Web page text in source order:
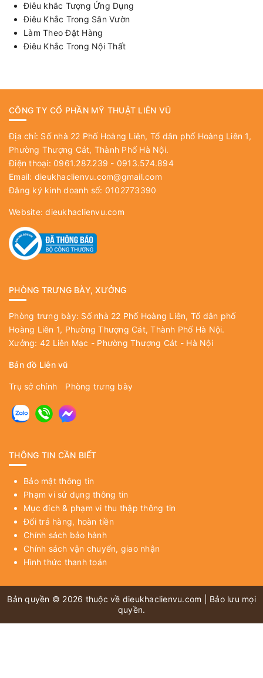
Điêu khắc Tượng Ứng Dụng
Điêu Khắc Trong Sân Vườn
Làm Theo Đặt Hàng
Điêu Khắc Trong Nội Thất
CÔNG TY CỔ PHẦN MỸ THUẬT LIÊN VŨ
Địa chỉ: Số nhà 22 Phố Hoàng Liên, Tổ dân phố Hoàng Liên 1,
Phường Thượng Cát, Thành Phố Hà Nội.
Điện thoại: 0961.287.239 - 0913.574.894
Email: dieukhaclienvu.com@gmail.com
Đăng ký kinh doanh số: 0102773390
Website:dieukhaclienvu.com
PHÒNG TRƯNG BÀY, XƯỞNG
Phòng trưng bày: Số nhà 22 Phố Hoàng Liên, Tổ dân phố
Hoàng Liên 1, Phường Thượng Cát, Thành Phố Hà Nội.
Xưởng: 42 Liên Mạc - Phường Thượng Cát - Hà Nội
Bản đồ Liên vũ
Trụ sở chính Phòng trưng bày
THÔNG TIN CẦN BIẾT
Bảo mật thông tin
Phạm vi sử dụng thông tin
Mục đích & phạm vi thu thập thông tin
Đổi trả hàng, hoàn tiền
Chính sách bảo hành
Chính sách vận chuyển, giao nhận
Hình thức thanh toán
Bản quyền © 2026 thuộc về dieukhaclienvu.com | Bảo lưu mọi
quyền.